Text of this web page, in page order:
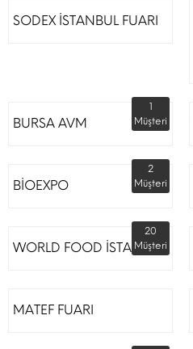
SODEX İSTANBUL FUARI
BURSA AVM
1
Müşteri
BİOEXPO
2
Müşteri
WORLD FOOD İSTANBUL
20
Müşteri
MATEF FUARI